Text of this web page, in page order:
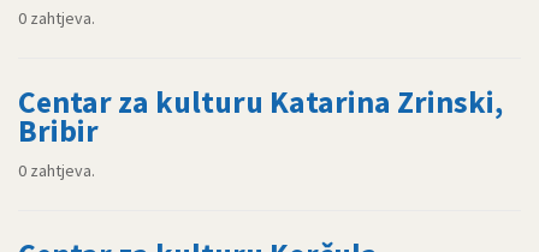
0 zahtjeva.
Centar za kulturu Katarina Zrinski,
Bribir
0 zahtjeva.